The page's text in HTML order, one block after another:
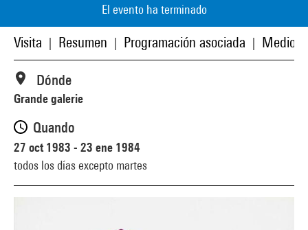
El evento ha terminado
Visita Resumen Programación asociada Medios
Dónde
Grande galerie
Quando
27 oct 1983 - 23 ene 1984
todos los días excepto martes